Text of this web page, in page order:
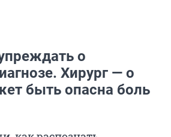
о
Хирург — о
быть опасна боль